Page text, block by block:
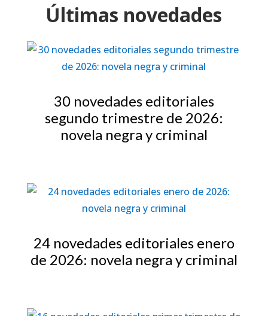
Últimas novedades
30 novedades editoriales
segundo trimestre de 2026:
novela negra y criminal
24 novedades editoriales enero
de 2026: novela negra y criminal